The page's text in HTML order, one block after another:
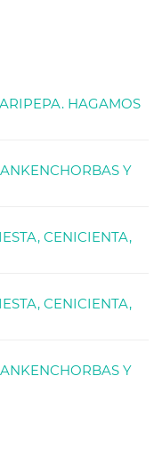
HAGAMOS
Y
CENICIENTA,
CENICIENTA,
Y